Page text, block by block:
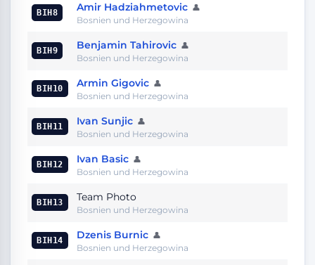
BIH8 Amir Hadziahmetovic 👤
Bosnien und Herzegowina
BIH9 Benjamin Tahirovic 👤
Bosnien und Herzegowina
BIH10 Armin Gigovic 👤
Bosnien und Herzegowina
BIH11 Ivan Sunjic 👤
Bosnien und Herzegowina
BIH12 Ivan Basic 👤
Bosnien und Herzegowina
BIH13 Team Photo
Bosnien und Herzegowina
BIH14 Dzenis Burnic 👤
Bosnien und Herzegowina